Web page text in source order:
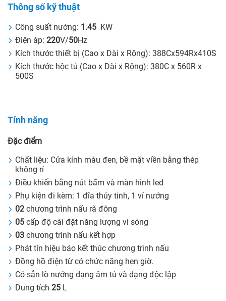
Thông số kỹ thuật
Công suất nướng: 1.45 KW
Điện áp: 220V/50Hz
Kích thước thiết bị (Cao x Dài x Rộng): 388Cx594Rx410S
Kích thước hộc tủ (Cao x Dài x Rộng): 380C x 560R x
500S
Tính năng
Đặc điểm
Chất liệu: Cửa kính màu đen, bề mặt viền bằng thép
không rỉ
Điều khiển bằng nút bấm và màn hình led
Phụ kiện đi kèm: 1 đĩa thủy tinh, 1 vỉ nướng
02 chương trình nấu rã đông
05 cấp độ cài đặt năng lượng vi sóng
03 chương trình nấu kết hợp
Phát tín hiệu báo kết thúc chương trình nấu
Đồng hồ điện từ có chức năng hẹn giờ.
Có sẵn lò nướng dạng âm tủ và dạng độc lập
Dung tích 25 L